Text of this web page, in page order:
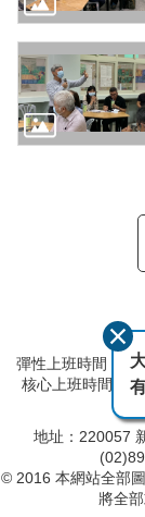
彈性上班時間：
核心上班時間：
地址：220057
© 2016 本網站全部
將全